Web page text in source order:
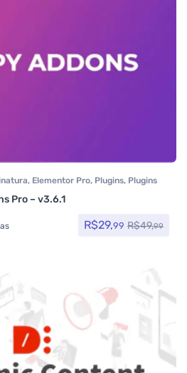
, Elementor Pro, Plugins, Plugins
Pro – v3.6.1
R$29,99 R$49,99